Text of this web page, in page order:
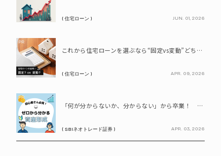
( 住宅ローン ) JUN. 01, 2026
PR
これから住宅ローンを選ぶなら“固定vs変動”どちらが正解? 9割が利用したいと答えた「いま決めなくてもいい」ローンとは!?
( 住宅ローン ) APR. 09, 2026
PR
「何が分からないか、分からない」から卒業！ SBIネオトレード証券で学ぶ、はじめての資産形成
( SBIネオトレード証券 ) APR. 03, 2026